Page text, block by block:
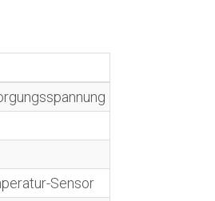
Sensor